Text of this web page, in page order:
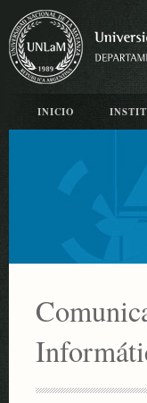
INICIO